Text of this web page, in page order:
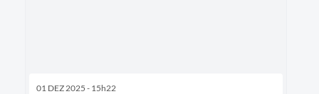
01 DEZ 2025 - 15h22